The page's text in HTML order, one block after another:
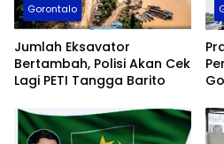
Gorontalo
Jumlah Eksavator
Bertambah, Polisi Akan Cek
Lagi PETI Tangga Barito